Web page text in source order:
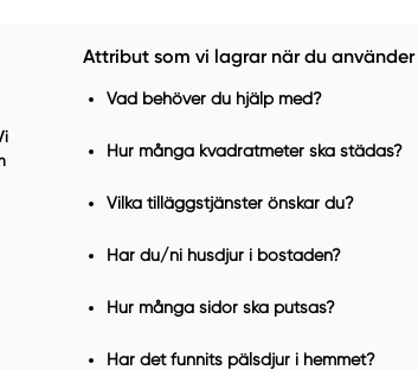
Attribut som vi lagrar när du
Vad behöver du hjälp med?
Hur många kvadratmeter ska städas?
Vilka tilläggstjänster önskar du?
Har du/ni husdjur i bostaden?
Hur många sidor ska putsas?
Har det funnits pälsdjur i hemmet?